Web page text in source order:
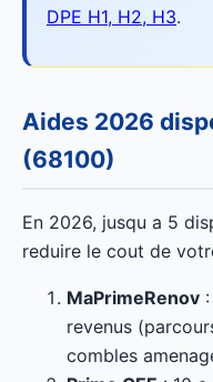
DPE H1, H2, H3.
Aides 2026
(68100)
En 2026, jusqu a 5
reduire le cout de
MaPrimeRenov
revenus
combles